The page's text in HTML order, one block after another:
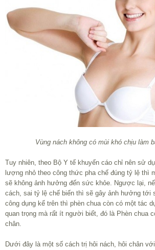
Vùng nách không có mùi khó chịu làm
Tuy nhiên, theo Bộ Y tế khuyến cáo chỉ nên sử
lượng nhỏ theo công thức pha chế đúng tỷ lệ thì
sẽ không ảnh hưởng đến sức khỏe. Ngược lại,
cách, sai tỷ lệ chế biến thì sẽ gây ảnh hưởng tới
công dụng kể trên thì phèn chua còn có một tác
quan trọng mà rất ít người biết, đó là Phèn chua
chân.
Dưới đây là một số cách trị hôi nách, hôi chân